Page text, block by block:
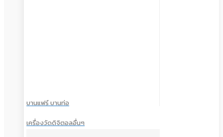
บานแฟร์ บานท่อ
เครื่องวัดดิจิตอลอื่นๆ